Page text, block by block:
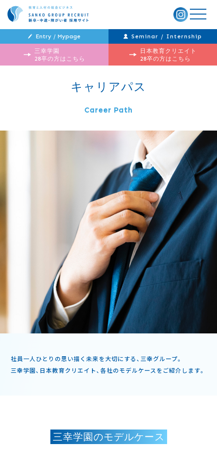
メ
ニ
ー
Entry / Mypage Seminar / Internship
三幸学園
28卒の方はこちら
日本教育クリエイト
28卒の方はこちら
キャリアパス
Career Path
社員一人ひとりの思い描く未来を大切にする、三幸グループ。
三幸学園、日本教育クリエイト、各社のモデルケースをご紹介します。
三幸学園のモデルケース